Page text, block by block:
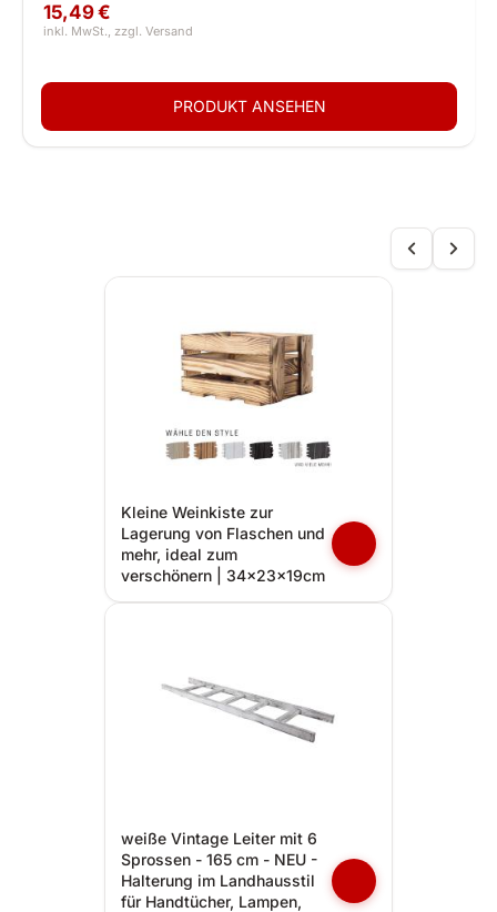
15,49 €
Kleine Weinkiste zur
Lagerung von Flaschen und
mehr, ideal zum
verschönern | 34x23x19cm
weiße Vintage Leiter mit 6
Sprossen - 165 cm - NEU -
Halterung im Landhausstil
für Handtücher, Lampen,